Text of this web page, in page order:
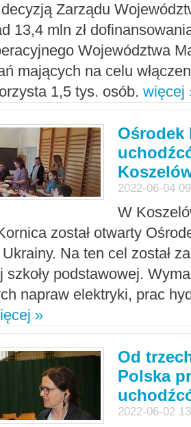
Zarządu
13,4 mln zł
Województwa
mających na celu
1,5 tys. osób. więcej
Ośrodek
2022-06-04
W
został otwarty
Na ten cel został
szkoły podstawowej.
napraw elektryki, prac
»
Od
Polska
2022-06-02